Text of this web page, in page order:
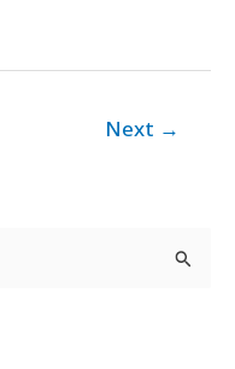
Next →